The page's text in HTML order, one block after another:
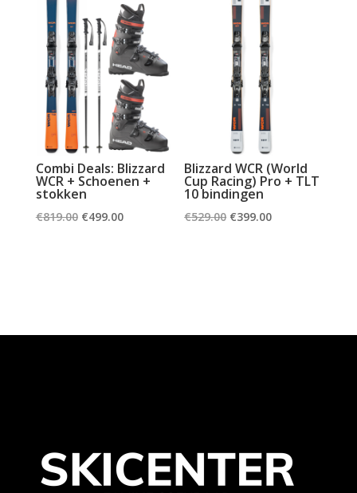
Combi Deals: Blizzard
WCR + Schoenen +
stokken
€819.00 Oorspronkelijke
€499.00Huidige
Blizzard WCR (World
Cup Racing) Pro + TLT
10 bindingen
€529.00 Oorspronkelijke
€399.00Huidige